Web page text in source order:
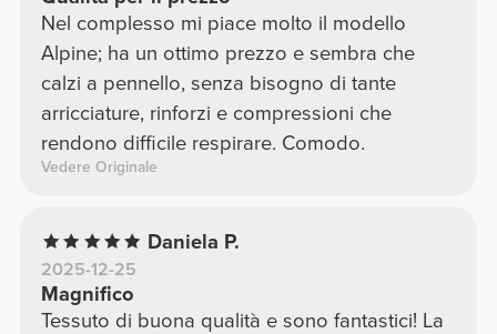
Nel complesso mi piace molto il modello
Alpine; ha un ottimo prezzo e sembra che
calzi a pennello, senza bisogno di tante
arricciature, rinforzi e compressioni che
rendono difficile respirare. Comodo.
Vedere Originale
Daniela P.
2025-12-25
Magnifico
Tessuto di buona qualità e sono fantastici! La